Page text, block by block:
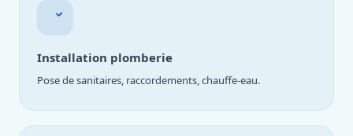
Installation plomberie
Pose de sanitaires, raccordements, chauffe-eau.